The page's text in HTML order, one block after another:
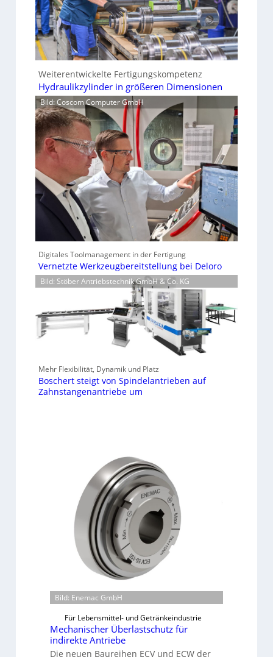
Weiterentwickelte Fertigungskompetenz
Hydraulikzylinder in größeren Dimensionen
Bild: Coscom Computer GmbH
Digitales Toolmanagement in der Fertigung
Vernetzte Werkzeugbereitstellung bei Deloro
Bild: Stöber Antriebstechnik GmbH & Co. KG
Mehr Flexibilität, Dynamik und Platz
Boschert steigt von Spindelantrieben auf
Zahnstangenantriebe um
Bild: Enemac GmbH
Für Lebensmittel- und Getränkeindustrie
Mechanischer Überlastschutz für
indirekte Antriebe
Die neuen Baureihen ECV und ECW der